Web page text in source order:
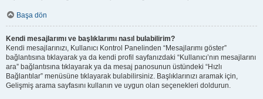
Başa dön
Kendi mesajlarımı ve başlıklarımı nasıl bulabilirim?
Kendi mesajlarınızı, Kullanıcı Kontrol Panelinden “Mesajlarımı göster”
bağlantısına tıklayarak ya da kendi profil sayfanızdaki “Kullanıcı’nın mesajlarını
ara” bağlantısına tıklayarak ya da mesaj panosunun üstündeki “Hızlı
Bağlantılar” menüsüne tıklayarak bulabilirsiniz. Başlıklarınızı aramak için,
Gelişmiş arama sayfasını kullanın ve uygun olan seçenekleri doldurun.